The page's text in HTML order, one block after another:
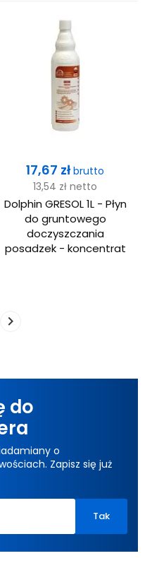
Cena
17,67 złbrutto
13,54 zł netto
Dolphin GRESOL 1L - Płyn
do gruntowego
doczyszczania
posadzek - koncentrat
do
o
Zapisz się już